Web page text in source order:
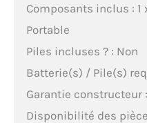
Composants inclus :
Portable
Piles incluses ? : Non
Batterie(s) / Pile(s)
Garantie constructeur
Disponibilité des